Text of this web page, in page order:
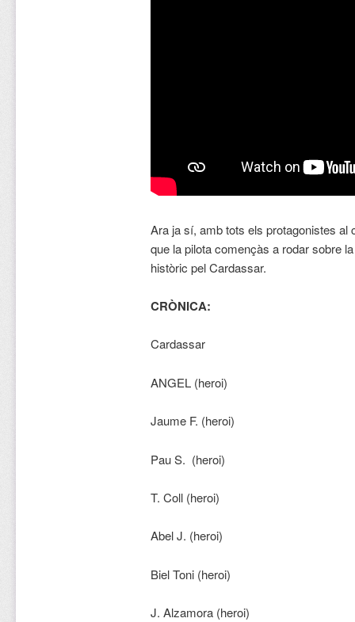
Ara ja sí, amb tots els protagonistes al
que la pilota començàs a rodar sobre
històric pel Cardassar.
CRÒNICA:
Cardassar
ANGEL (heroi)
Jaume F. (heroi)
Pau S. (heroi)
T. Coll (heroi)
Abel J. (heroi)
Biel Toni (heroi)
J. Alzamora (heroi)